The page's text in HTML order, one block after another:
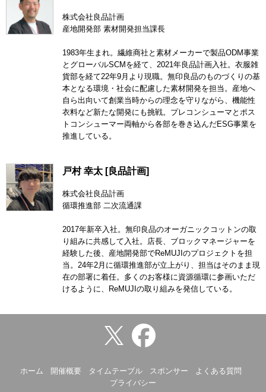
株式会社良品計画
産地開発部 素材開発担当課長
1983年生まれ。繊維商社と素材メーカーで製品ODM事業
とグローバルSCMを経て、2021年良品計画入社。衣服雑
貨部を経て22年9月より現職。無印良品のものづくりの基
本となる環境・社会に配慮した素材開発を担当。産地へ
自ら出向いて創業当時からの理念を守りながら、機能性
衣料など新たな開発にも挑戦。プレコンシューマとポス
トコンシューマー両軸から各部を巻き込んだESG事業を
推進している。
戸村 幸太 [良品計画]
株式会社良品計画
循環推進部 二次流通課
2017年新卒入社。無印良品のオーガニックコットンの取
り組みに共感して入社。店長、ブロックマネージャーを
経験した後、産地開発部でReMUJIのプロジェクトを担
当。24年2月に循環推進部が立上がり、担当はそのまま現
在の部署に着任。多くのお客様に資源循環に参画いただ
けるように、ReMUJIの取り組みを発信している。
ホーム 開催概要 タイムテーブル スポンサー
よくある質問
プライバシー